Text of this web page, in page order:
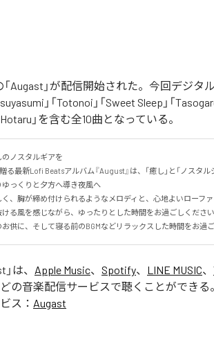
「Augast」が配信開始された。今回デジタ
」「Totonoi」「Sweet Sleep」「
Hotaru」を含む全10曲となっている。
ノスタルギアを
る最新Lofi Beatsアルバム『August』は、「癒し」と「ノスタ
っくりと夕方へ導き夜風へ
く、胸が締め付けられるようなメロディと、心地よいローファ
る風を感じながら、ゆったりとした時間をお過ごしください
供に、そして寝る前のBGMなどリラックスした時間をお過
」は、 Apple Music、 Spotify、 LINE MUSIC、
の音楽配信サービスで聴くことができる。
ス： Augast